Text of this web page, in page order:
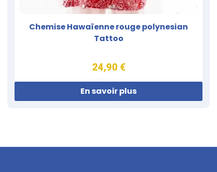
Chemise Hawaïenne rouge polynesian
Tattoo
24,90 €
En savoir plus